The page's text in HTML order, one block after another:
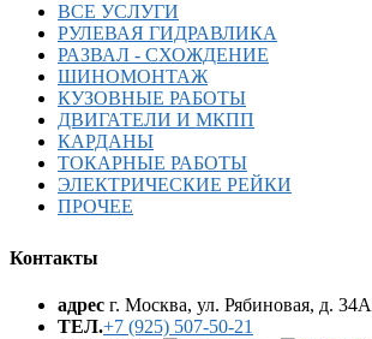
ВСЕ УСЛУГИ
РУЛЕВАЯ ГИДРАВЛИКА
РАЗВАЛ - СХОЖДЕНИЕ
ШИНОМОНТАЖ
КУЗОВНЫЕ РАБОТЫ
ДВИГАТЕЛИ И МКПП
КАРДАНЫ
ТОКАРНЫЕ РАБОТЫ
ЭЛЕКТРИЧЕСКИЕ РЕЙКИ
ПРОЧЕЕ
Контакты
адрес г. Москва, ул. Рябиновая, д.
ТЕЛ.+7 (925) 507-50-21